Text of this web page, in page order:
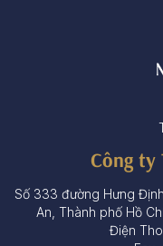
Công ty
Số 333 đường Hưng
An, Thành phố Hồ
Điện